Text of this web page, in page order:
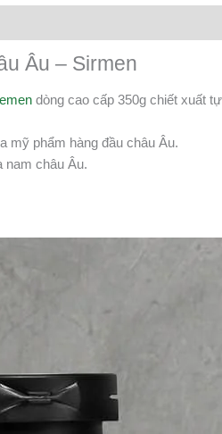
Âu – Sirmen
dòng cao cấp 350g chiết xuất
mỹ phẩm hàng đầu châu Âu.
nam châu Âu.